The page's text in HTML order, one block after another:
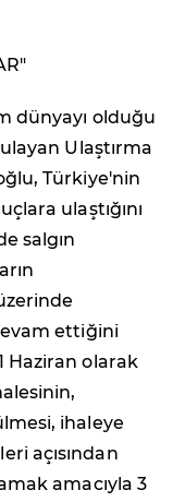
dünyayı olduğu
Ulaştırma
Türkiye'nin
ulaştığını
salgın
ettiğini
Haziran olarak
ihaleye
açısından
amacıyla 3